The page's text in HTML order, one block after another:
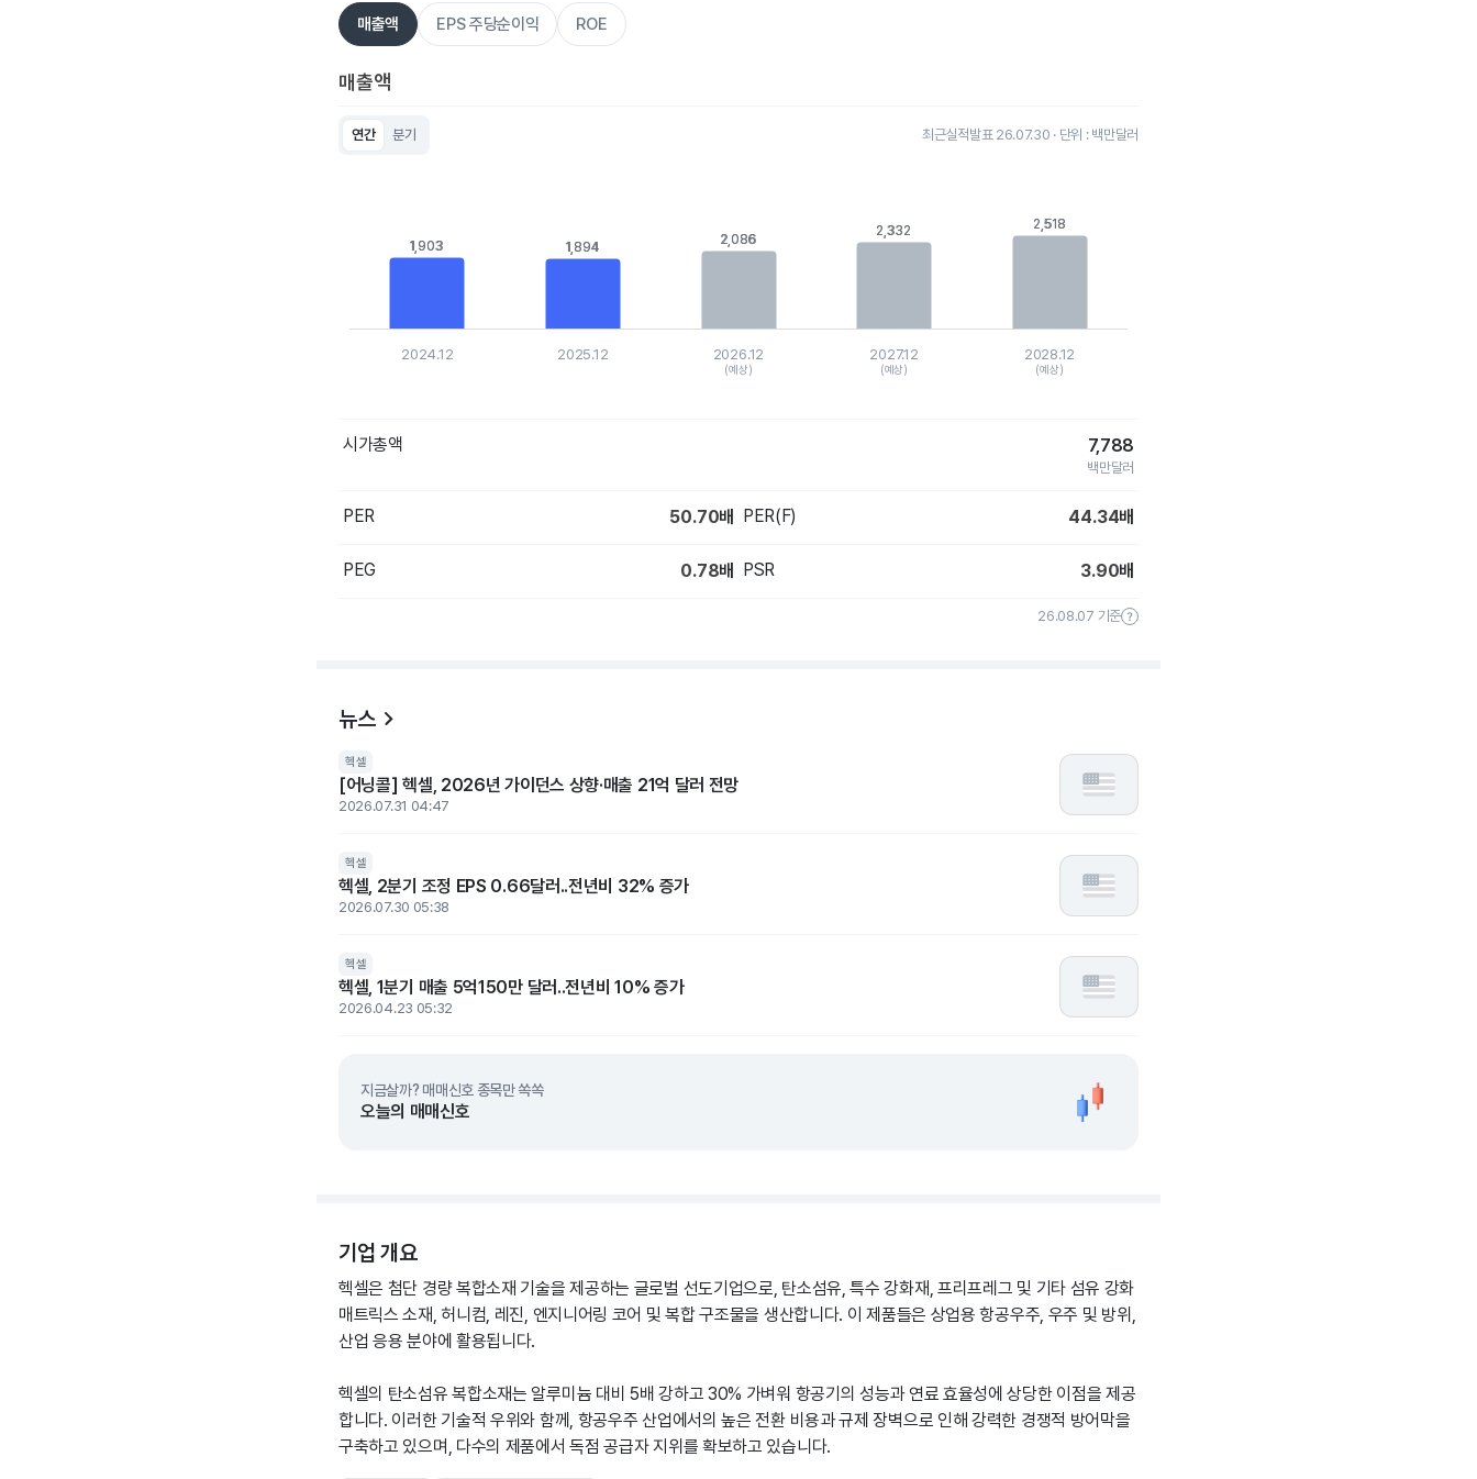
매출액 EPS 주당순이익 ROE
매출액
연간 분기 최근실적발표 26.07.30 · 단위 : 백만달러
The chart has 1 Y axis displaying values. Data ranges from 1893.9 to 2518.1913.
1,903
1,903 1,894
1,894 2,086
2,086
2,332
2,332 2,518
2,518
2024.12 2025.12 2026.12
(예상)
2027.12
(예상)
2028.12
(예상)
시가총액 7,788
백만달러
PER 50.70배 PER(F) 44.34배
PEG 0.78배 PSR 3.90배
26.08.07 기준
뉴스
헥셀
[어닝콜] 헥셀, 2026년 가이던스 상향·매출 21억 달러 전망
2026.07.31 04:47
헥셀
헥셀, 2분기 조정 EPS 0.66달러..전년비 32% 증가
2026.07.30 05:38
헥셀
헥셀, 1분기 매출 5억150만 달러..전년비 10% 증가
2026.04.23 05:32
지금살까? 매매신호 종목만 쏙쏙
오늘의 매매신호
기업 개요
헥셀은 첨단 경량 복합소재 기술을 제공하는 글로벌 선도기업으로, 탄소섬유, 특수 강화재, 프리프레그 및 기타 섬유 강화
매트릭스 소재, 허니컴, 레진, 엔지니어링 코어 및 복합 구조물을 생산합니다. 이 제품들은 상업용 항공우주, 우주 및 방위,
산업 응용 분야에 활용됩니다.
헥셀의 탄소섬유 복합소재는 알루미늄 대비 5배 강하고 30% 가벼워 항공기의 성능과 연료 효율성에 상당한 이점을 제공
합니다. 이러한 기술적 우위와 함께, 항공우주 산업에서의 높은 전환 비용과 규제 장벽으로 인해 강력한 경쟁적 방어막을
구축하고 있으며, 다수의 제품에서 독점 공급자 지위를 확보하고 있습니다.